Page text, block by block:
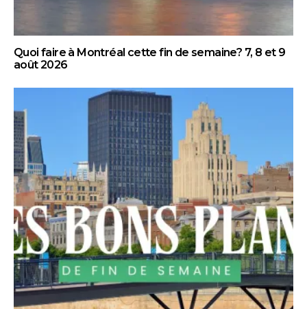
Quoi faire à Montréal cette fin de semaine? 7, 8 et 9
août 2026